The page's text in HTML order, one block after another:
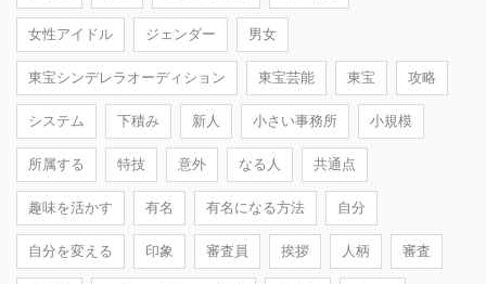
女性アイドル ジェンダー 男女
東宝シンデレラオーディション 東宝芸能 東宝 攻略
システム 下積み 新人 小さい事務所 小規模
所属する 特技 意外 なる人 共通点
趣味を活かす 有名 有名になる方法 自分
自分を変える 印象 審査員 挨拶 人柄 審査